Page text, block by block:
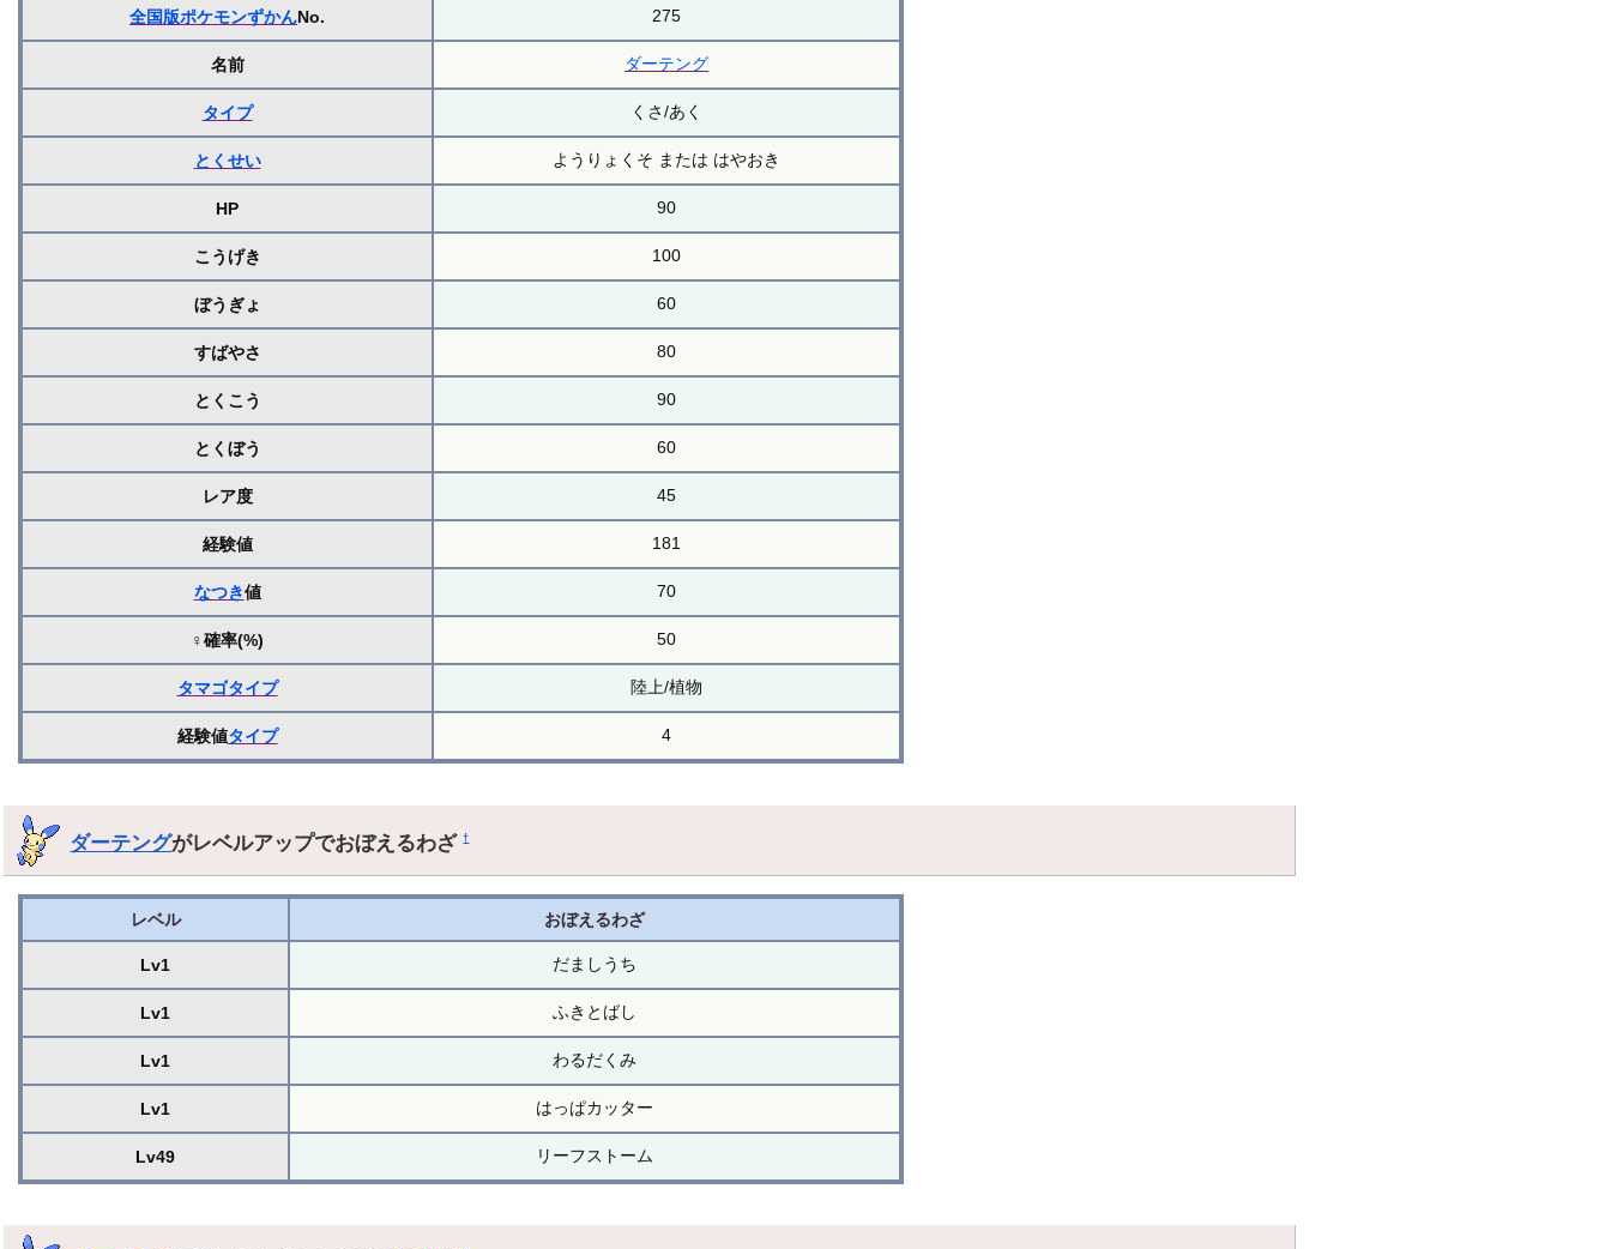
全国版ポケモンずかんNo. 275
名前 ダーテング
タイプ くさ/あく
とくせい ようりょくそ または はやおき
HP 90
こうげき 100
ぼうぎょ 60
すばやさ 80
とくこう 90
とくぼう 60
レア度 45
経験値 181
なつき値 70
♀確率(%) 50
タマゴタイプ 陸上/植物
経験値タイプ 4
ダーテングがレベルアップでおぼえるわざ†
レベル おぼえるわざ
Lv1 だましうち
Lv1 ふきとばし
Lv1 わるだくみ
Lv1 はっぱカッター
Lv49 リーフストーム